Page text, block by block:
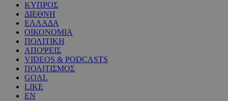
ΚΥΠΡΟΣ
ΔΙΕΘΝΗ
ΕΛΛΑΔΑ
ΟΙΚΟΝΟΜΙΑ
ΠΟΛΙΤΙΚΗ
ΑΠΟΨΕΙΣ
VIDEOS & PODCASTS
ΠΟΛΙΤΙΣΜΟΣ
GOAL
LIKE
EN